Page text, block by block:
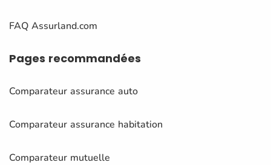
FAQ Assurland.com
Pages recommandées
Comparateur assurance auto
Comparateur assurance habitation
Comparateur mutuelle